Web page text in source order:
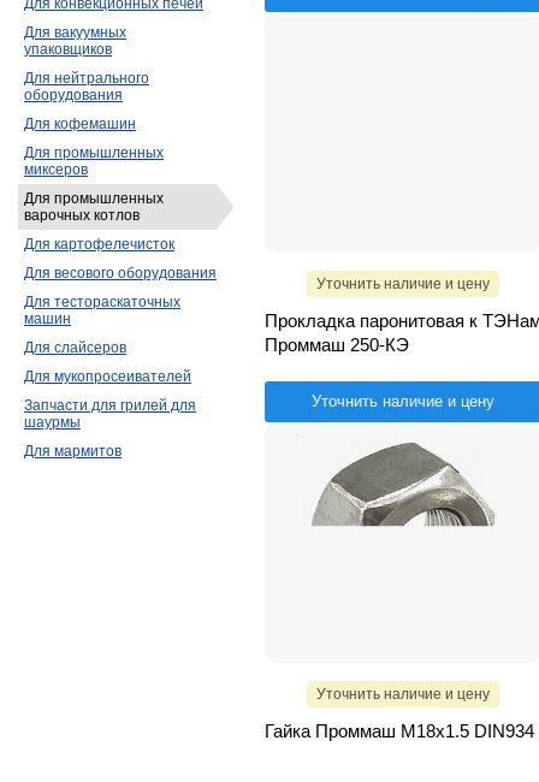
Уточнить наличие и цену
Прокладка паронитовая к
Проммаш 250-КЭ
Уточнить наличие и цену
Уточнить наличие и цену
Гайка Проммаш M18х1.5 DIN934
Для конвекционных печей
Для вакуумных
упаковщиков
Для нейтрального
оборудования
Для кофемашин
Для промышленных
миксеров
Для промышленных
варочных котлов
Для картофелечисток
Для весового оборудования
Для тестораскаточных
машин
Для слайсеров
Для мукопросеивателей
Запчасти для грилей для
шаурмы
Для мармитов